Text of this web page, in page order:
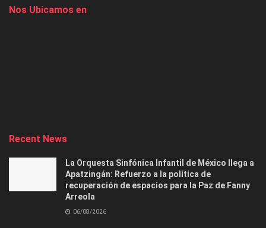
Nos Ubicamos en
Recent News
La Orquesta Sinfónica Infantil de México llega a
Apatzingán: Refuerzo a la política de
recuperación de espacios para la Paz de Fanny
Arreola
06/08/2026